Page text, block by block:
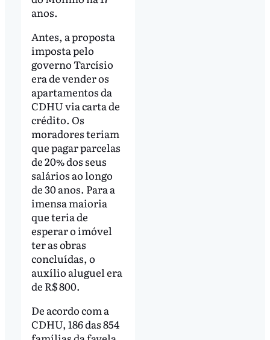
anos.
Antes, a proposta
imposta pelo
governo Tarcísio
era de vender os
apartamentos da
CDHU via carta de
crédito. Os
moradores teriam
que pagar parcelas
de 20% dos seus
salários ao longo
de 30 anos. Para a
imensa maioria
que teria de
esperar o imóvel
ter as obras
concluídas, o
auxílio aluguel era
de R$ 800.
De acordo com a
CDHU, 186 das 854